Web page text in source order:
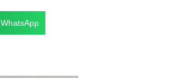
WhatsApp